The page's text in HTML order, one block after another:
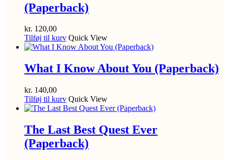
(Paperback)
kr. 120,00
Tilføj til kurv Quick View
What I Know About You (Paperback)
kr. 140,00
Tilføj til kurv Quick View
The Last Best Quest Ever
(Paperback)